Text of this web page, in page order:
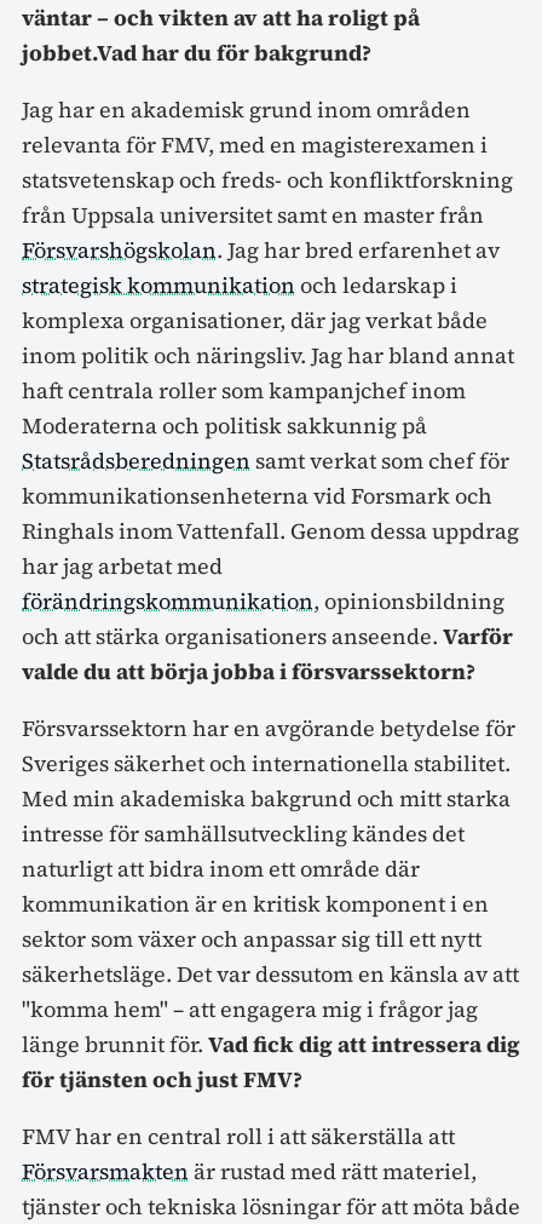
väntar – och vikten av att ha roligt på
jobbet.Vad har du för bakgrund?
Jag har en akademisk grund inom områden
relevanta för FMV, med en magisterexamen i
statsvetenskap och freds- och konfliktforskning
från Uppsala universitet samt en master från
Försvarshögskolan. Jag har bred erfarenhet av
strategisk kommunikation och ledarskap i
komplexa organisationer, där jag verkat både
inom politik och näringsliv. Jag har bland annat
haft centrala roller som kampanjchef inom
Moderaterna och politisk sakkunnig på
Statsrådsberedningen samt verkat som chef för
kommunikationsenheterna vid Forsmark och
Ringhals inom Vattenfall. Genom dessa uppdrag
har jag arbetat med
förändringskommunikation, opinionsbildning
och att stärka organisationers anseende. Varför
valde du att börja jobba i försvarssektorn?
Försvarssektorn har en avgörande betydelse för
Sveriges säkerhet och internationella stabilitet.
Med min akademiska bakgrund och mitt starka
intresse för samhällsutveckling kändes det
naturligt att bidra inom ett område där
kommunikation är en kritisk komponent i en
sektor som växer och anpassar sig till ett nytt
säkerhetsläge. Det var dessutom en känsla av att
"komma hem" – att engagera mig i frågor jag
länge brunnit för. Vad fick dig att intressera dig
för tjänsten och just FMV?
FMV har en central roll i att säkerställa att
Försvarsmakten är rustad med rätt materiel,
tjänster och tekniska lösningar för att möta både